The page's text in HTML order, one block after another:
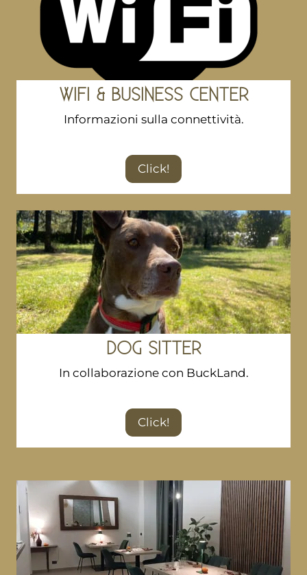
WIFI & BUSINESS CENTER
Informazioni sulla connettività.
Click!
DOG SITTER
In collaborazione con BuckLand.
Click!